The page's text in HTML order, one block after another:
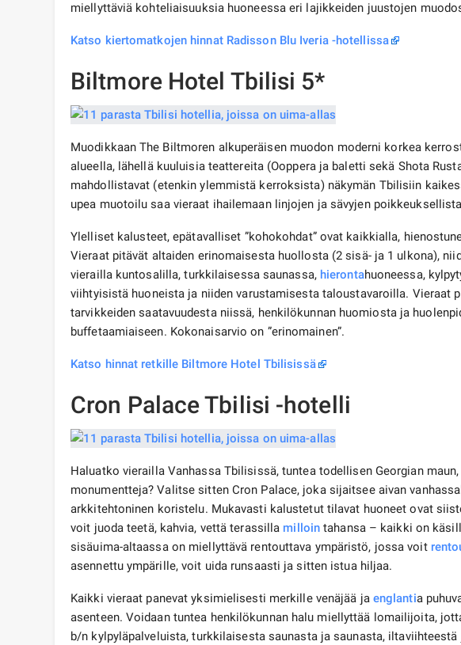
miellyttäviä kohteliaisuuksia huoneessa eri lajikkeiden juustojen
Katso kiertomatkojen hinnat Radisson Blu Iveria -hotellissa
Biltmore Hotel Tbilisi 5*
Muodikkaan The Biltmoren alkuperäisen muodon moderni korkea
alueella, lähellä kuuluisia teattereita (Ooppera ja baletti sekä Shota
mahdollistavat (etenkin ylemmistä kerroksista) näkymän Tbilisiin
upea muotoilu saa vieraat ihailemaan linjojen ja sävyjen
Ylelliset kalusteet, epätavalliset ”kohokohdat” ovat kaikkialla,
Vieraat pitävät altaiden erinomaisesta huollosta (2 sisä- ja 1 ulkona),
vierailla kuntosalilla, turkkilaisessa saunassa, hierontahuoneessa,
viihtyisistä huoneista ja niiden varustamisesta taloustavaroilla. Vieraat
tarvikkeiden saatavuudesta niissä, henkilökunnan huomiosta ja
buffetaamiaiseen. Kokonaisarvio on ”erinomainen”.
Katso hinnat retkille Biltmore Hotel Tbilisissä
Cron Palace Tbilisi -hotelli
Haluatko vierailla Vanhassa Tbilisissä, tuntea todellisen Georgian
monumentteja? Valitse sitten Cron Palace, joka sijaitsee aivan
arkkitehtoninen koristelu. Mukavasti kalustetut tilavat huoneet ovat
voit juoda teetä, kahvia, vettä terassilla milloin tahansa – kaikki on
sisäuima-altaassa on miellyttävä rentouttava ympäristö, jossa voit
asennettu ympärille, voit uida runsaasti ja sitten istua hiljaa.
Kaikki vieraat panevat yksimielisesti merkille venäjää ja englantia
asenteen. Voidaan tuntea henkilökunnan halu miellyttää lomailijoita,
b/n kylpyläpalveluista, turkkilaisesta saunasta ja saunasta,